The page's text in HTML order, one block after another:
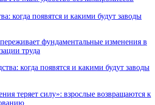
когда появятся и какими будут заводы
фундаментальные изменения в
труда
теряет силу»: взрослые возвращаются к